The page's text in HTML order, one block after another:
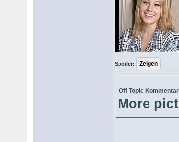
Spoiler:
Off Topic Kommentar
More